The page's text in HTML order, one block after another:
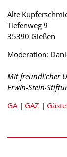
Alte
Tiefenweg 9
35390 Gießen
Moderation:
Mit freundlicher
Erwin-Stein-
GA| GAZ |